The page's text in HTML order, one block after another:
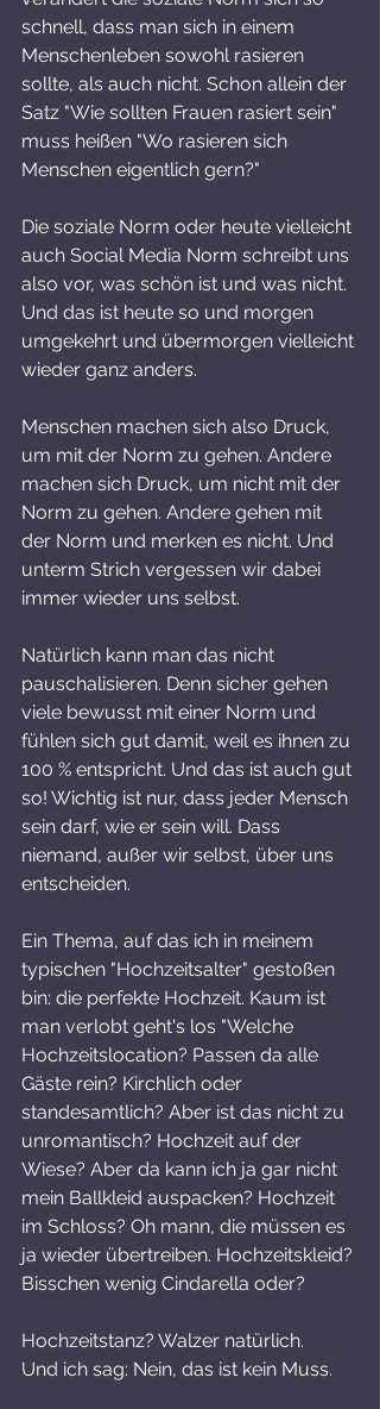
schnell, dass man sich in einem
Menschenleben sowohl rasieren
sollte, als auch nicht. Schon allein der
Satz "Wie sollten Frauen rasiert sein"
muss heißen "Wo rasieren sich
Menschen eigentlich gern?"
Die soziale Norm oder heute vielleicht
auch Social Media Norm schreibt uns
also vor, was schön ist und was nicht.
Und das ist heute so und morgen
umgekehrt und übermorgen vielleicht
wieder ganz anders.
Menschen machen sich also Druck,
um mit der Norm zu gehen. Andere
machen sich Druck, um nicht mit der
Norm zu gehen. Andere gehen mit
der Norm und merken es nicht. Und
unterm Strich vergessen wir dabei
immer wieder uns selbst.
Natürlich kann man das nicht
pauschalisieren. Denn sicher gehen
viele bewusst mit einer Norm und
fühlen sich gut damit, weil es ihnen zu
100 % entspricht. Und das ist auch gut
so! Wichtig ist nur, dass jeder Mensch
sein darf, wie er sein will. Dass
niemand, außer wir selbst, über uns
entscheiden.
Ein Thema, auf das ich in meinem
typischen "Hochzeitsalter" gestoßen
bin: die perfekte Hochzeit. Kaum ist
man verlobt geht's los "Welche
Hochzeitslocation? Passen da alle
Gäste rein? Kirchlich oder
standesamtlich? Aber ist das nicht zu
unromantisch? Hochzeit auf der
Wiese? Aber da kann ich ja gar nicht
mein Ballkleid auspacken? Hochzeit
im Schloss? Oh mann, die müssen es
ja wieder übertreiben. Hochzeitskleid?
Bisschen wenig Cindarella oder?
Hochzeitstanz? Walzer natürlich.
Und ich sag: Nein, das ist kein Muss.